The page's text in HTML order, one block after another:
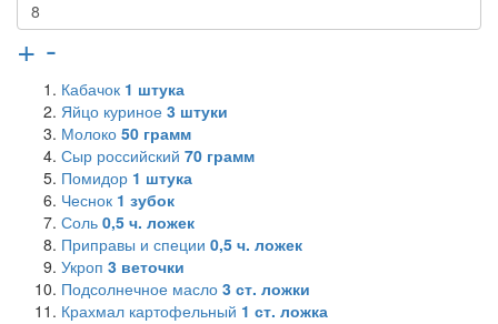
+ -
Кабачок 1 штука
Яйцо куриное 3 штуки
Молоко 50 грамм
Сыр российский 70 грамм
Помидор 1 штука
Чеснок 1 зубок
Соль 0,5 ч. ложек
Приправы и специи 0,5 ч. ложек
Укроп 3 веточки
Подсолнечное масло 3 ст. ложки
Крахмал картофельный 1 ст. ложка